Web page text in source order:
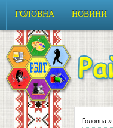
ГОЛОВНА НОВИНИ
Головна »